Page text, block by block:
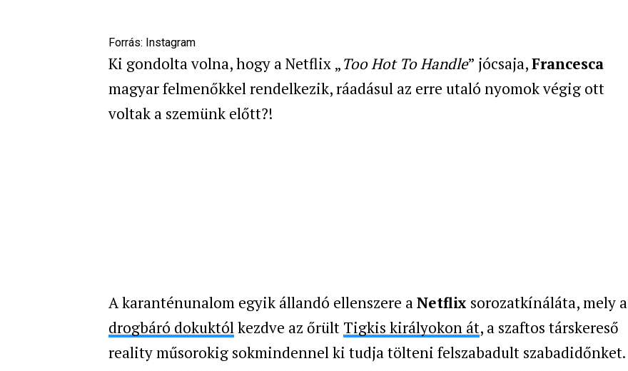
Forrás: Instagram
Ki gondolta volna, hogy a Netflix „Too Hot To Handle” jócsaja,Francesca
magyar felmenőkkel rendelkezik, ráadásul az erre utaló nyomok végig ott
voltak a szemünk előtt?!
A karanténunalom egyik állandó ellenszere aNetflix sorozatkínáláta, mely a
drogbáró dokuktólkezdve az őrült Tigkis királyokon át, a szaftos társkereső
reality műsorokig sokmindennel ki tudja tölteni felszabadult szabadidőnket.